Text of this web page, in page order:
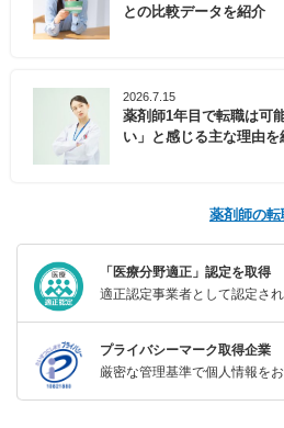
との比較データを紹介
2026.7.15
薬剤師1年目で転職は可
い」と感じる主な理由を
薬剤師の
「医療分野適正」認定を取得
適正認定事業者として認定され
プライバシーマーク取得企業
厳密な管理基準で個人情報をお